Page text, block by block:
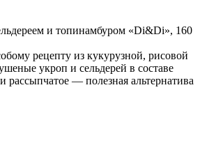
и топинамбуром «Di&Di», 160
рецепту из кукурузной, рисовой
укроп и сельдерей в составе
— полезная альтернатива